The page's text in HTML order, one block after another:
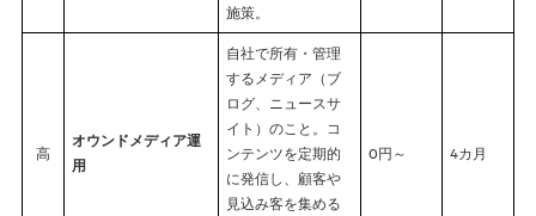
施策。
高
オウンドメディア運
用
自社で所有・管理
するメディア（ブ
ログ、ニュースサ
イト）のこと。コ
ンテンツを定期的
に発信し、顧客や
見込み客を集める
0円～ 4カ月